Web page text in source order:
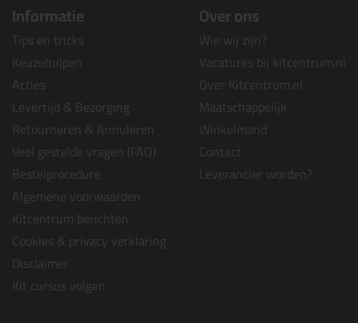
Informatie
Tips en tricks
Keuzehulpen
Acties
Levertijd & Bezorging
Retourneren & Annuleren
Veel gestelde vragen (FAQ)
Bestelprocedure
Algemene voorwaarden
Kitcentrum berichten
Cookies & privacy verklaring
Disclaimer
Kit cursus volgen
Over ons
Wie wij zijn?
Vacatures bij kitcentrum.nl
Over Kitcentrum.nl
Maatschappelijk
Winkelmand
Contact
Leverancier worden?